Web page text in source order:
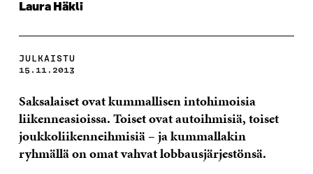
Laura Häkli
JULKAISTU
15.11.2013
Saksalaiset ovat kummallisen intohimoisia
liikenneasioissa. Toiset ovat autoihmisiä, toiset
joukkoliikenneihmisiä – ja kummallakin
ryhmällä on omat vahvat lobbausjärjestönsä.